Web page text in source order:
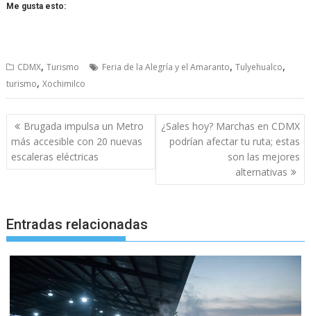
Me gusta esto:
CDMX,Turismo Feria de la Alegría y el Amaranto,Tulyehualco,
turismo,Xochimilco
Navegación
de
entradas
Brugada impulsa un Metro
más accesible con 20 nuevas
escaleras eléctricas
¿Sales hoy? Marchas en CDMX
podrían afectar tu ruta; estas
son las mejores
alternativas
Entradas relacionadas